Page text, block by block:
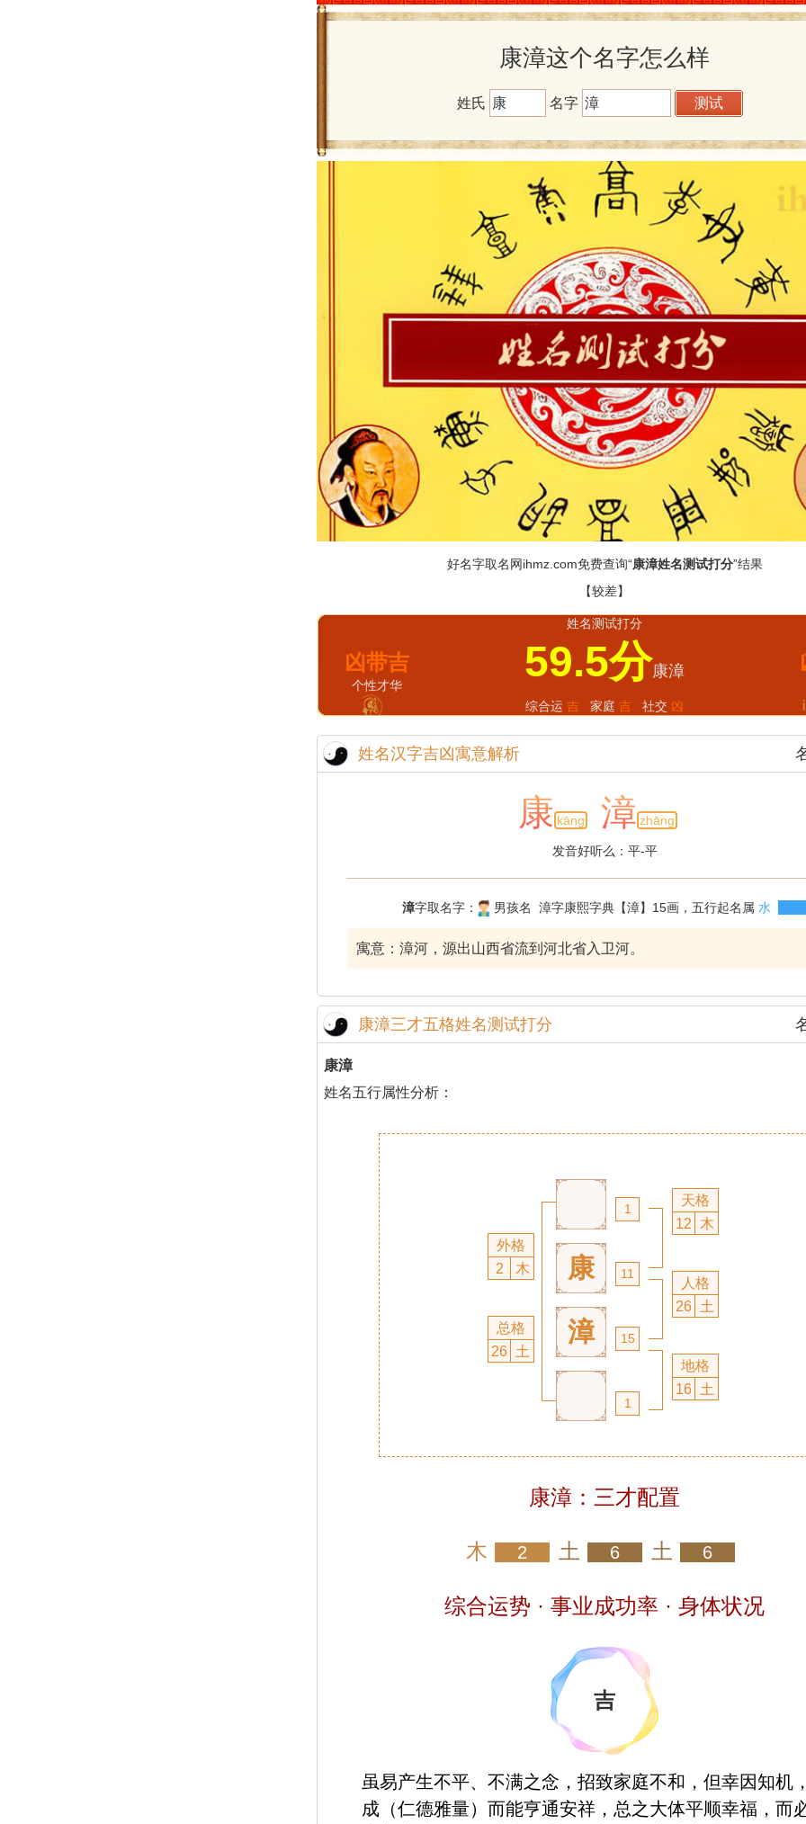
康漳这个名字怎么样
姓氏 名字
好名字取名网ihmz.com免费查询“康漳姓名测试打分”结果
【较差】
凶带吉
个性才华
姓名测试打分
59.5分康漳
综合运 吉 家庭 吉 社交 凶
姓名汉字吉凶寓意解析
康 kāng 漳 zhāng
发音好听么：平-平
漳字取名字： 男孩名 漳字康熙字典【漳】15画，五行起名属 水
寓意：漳河，源出山西省流到河北省入卫河。
康漳三才五格姓名测试打分
康漳
姓名五行属性分析：
外格
2
木
总格
26 土
康
漳
1
11
15
1
天格
12
木
人格
26 土
地格
16 土
康漳：三才配置
木 2 土 6 土 6
综合运势 · 事业成功率 · 身体状况
吉
虽易产生不平、不满之念，招致家庭不和，但幸因知机
成（仁德雅量）而能亨通安祥，总之大体平顺幸福，而